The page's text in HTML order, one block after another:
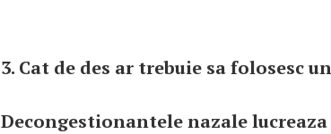
3. Cat de des ar trebuie sa folosesc
Decongestionantele nazale